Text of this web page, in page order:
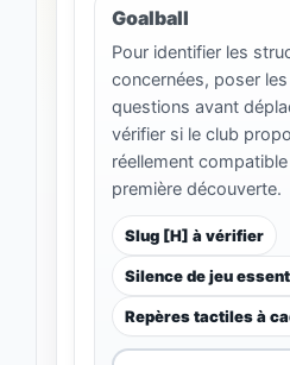
Goalball
Pour identifier les
concernées, poser
questions avant
vérifier si le club
réellement
première découverte.
Slug [H] à vérifier
Silence de jeu
Repères tactiles à